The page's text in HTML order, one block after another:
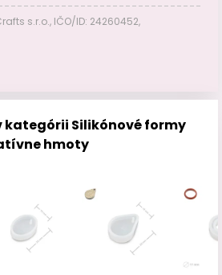
s.r.o., IČO/ID: 24260452,
kategórii Silikónové formy
hmoty